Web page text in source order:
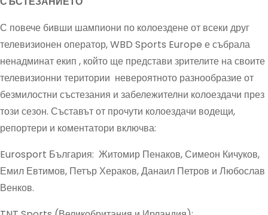
С повече бивши шампиони по колоездене от всеки друг
телевизионен оператор, WBD Sports Europe е събрала
ненадминат екип , който ще представи зрителите на своите
телевизионни територии невероятното разнообразие от
безмилостни състезания и забележителни колоездачи през
този сезон. Съставът от прочути колоездачи водещи,
репортери и коментатори включва:
Eurosport България: Житомир Пенаков, Симеон Кичуков,
Емил Евтимов, Петър Хераков, Данаил Петров и Любослав
Венков.